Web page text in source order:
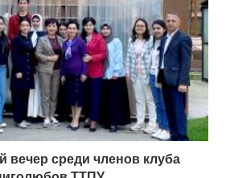
вечер среди членов клуба